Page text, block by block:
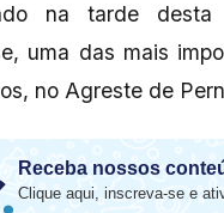
na tarde
uma das mais
no Agreste de
Receba nossos
Clique aqui, inscreva-se e